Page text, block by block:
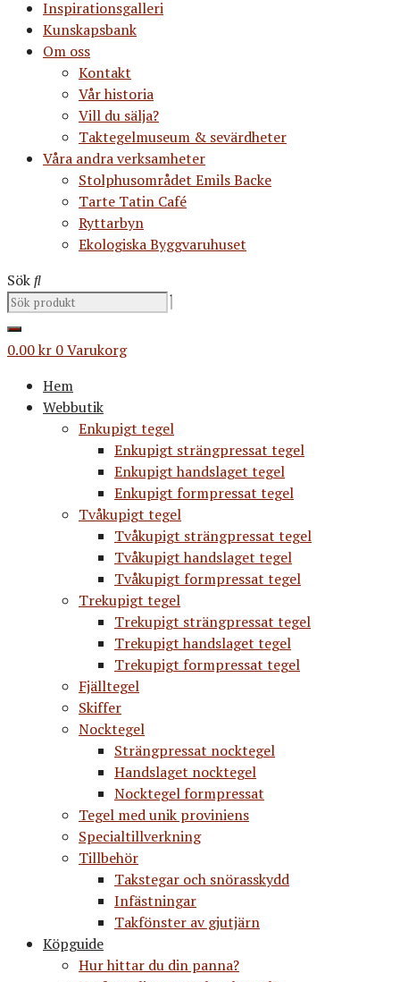
Inspirationsgalleri
Kunskapsbank
Om oss
Kontakt
Vår historia
Vill du sälja?
Taktegelmuseum & sevärdheter
Våra andra verksamheter
Stolphusområdet Emils Backe
Tarte Tatin Café
Ryttarbyn
Ekologiska Byggvaruhuset
Sök
0.00kr 0Varukorg
Hem
Webbutik
Enkupigt tegel
Enkupigt strängpressat tegel
Enkupigt handslaget tegel
Enkupigt formpressat tegel
Tvåkupigt tegel
Tvåkupigt strängpressat tegel
Tvåkupigt handslaget tegel
Tvåkupigt formpressat tegel
Trekupigt tegel
Trekupigt strängpressat tegel
Trekupigt handslaget tegel
Trekupigt formpressat tegel
Fjälltegel
Skiffer
Nocktegel
Strängpressat nocktegel
Handslaget nocktegel
Nocktegel formpressat
Tegel med unik proviniens
Specialtillverkning
Tillbehör
Takstegar och snörasskydd
Infästningar
Takfönster av gjutjärn
Köpguide
Hur hittar du din panna?